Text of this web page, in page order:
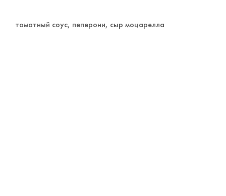
томатный соус, пеперони, сыр моцарелла